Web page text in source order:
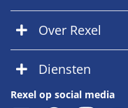
Over Rexel
Diensten
Rexel op social media